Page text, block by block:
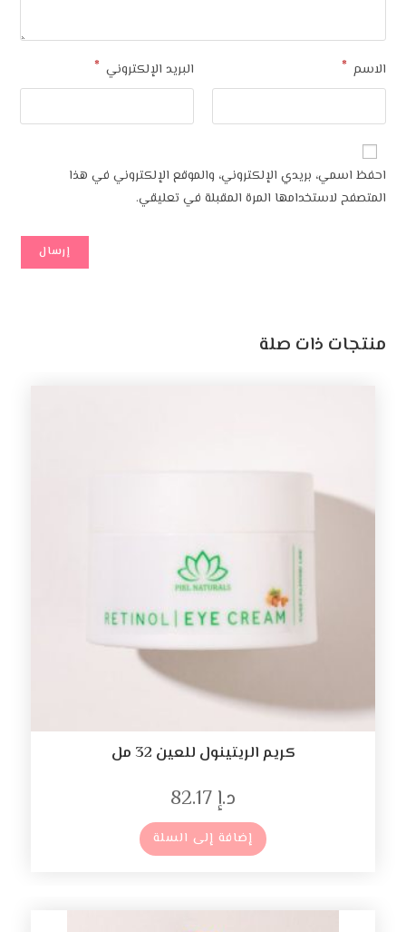
الاسم * البريد الإلكتروني *
احفظ اسمي، بريدي الإلكتروني، والموقع الإلكتروني في هذا
المتصفح لاستخدامها المرة المقبلة في تعليقي.
منتجات ذات صلة
كريم الريتينول للعين 32 مل
د.إ
إضافة إلى السلة